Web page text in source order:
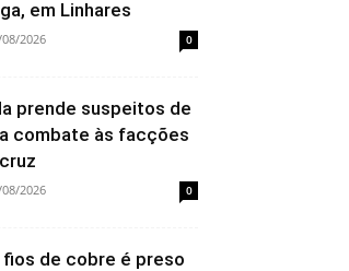
em Linhares
2026 0
prende suspeitos de
combate às facções
2026 0
de cobre é preso